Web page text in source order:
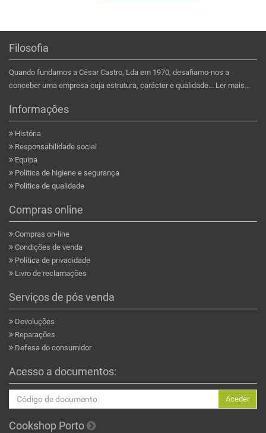
Filosofia
Quando fundamos a César Castro, Lda em 1970, desafiamo-nos a
conceber uma empresa cuja estrutura, carácter e qualidade... Ler mais...
Informações
História
Responsabilidade social
Equipa
Politica de higiene e segurança
Politica de qualidade
Compras online
Compras on-line
Condições de venda
Politica de privacidade
Livro de reclamações
Serviços de pós venda
Devoluções
Reparações
Defesa do consumidor
Acesso a documentos:
Aceder
Cookshop Porto